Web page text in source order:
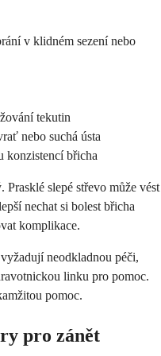
v klidném sezení nebo
tekutin
nebo suchá ústa
konzistencí břicha
Prasklé slepé střevo může vést
nechat si bolest břicha
komplikace.
neodkladnou péči,
linku pro pomoc.
pomoc.
pro zánět